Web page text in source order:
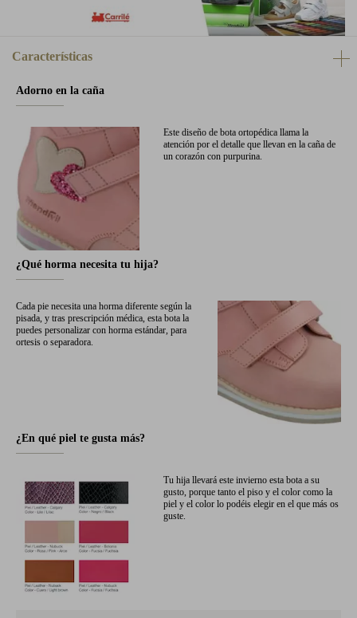
Características
Adorno en la caña
Este diseño de bota ortopédica llama la
atención por el detalle que llevan en la caña de
un corazón con purpurina.
¿Qué horma necesita tu hija?
Cada pie necesita una horma diferente según la
pisada, y tras prescripción médica, esta bota la
puedes personalizar con horma estándar, para
ortesis o separadora.
¿En qué piel te gusta más?
Tu hija llevará este invierno esta bota a su
gusto, porque tanto el piso y el color como la
piel y el color lo podéis elegir en el que más os
guste.